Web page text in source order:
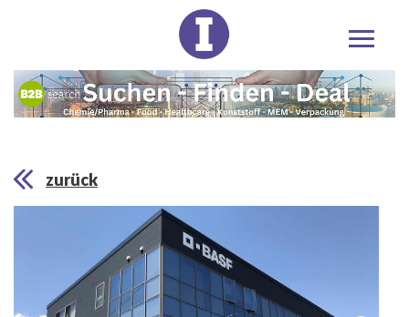
zurück